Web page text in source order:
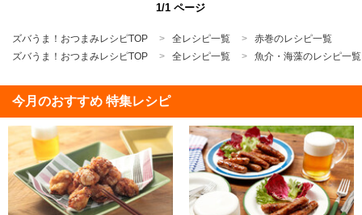
1/1 ページ
ズバうま！おつまみレシピTOP 全レシピ一覧
赤巻のレシピ一覧
ズバうま！おつまみレシピTOP
全レシピ一覧 魚介・海藻のレシピ一覧
今月のおすすめ 特集レシピ